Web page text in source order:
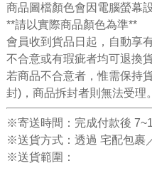
商品圖檔顏色會因電腦螢幕
**請以實際商品顏色為準**
會員收到貨品日起，自動享
不合意或有瑕疵者均可退換貨
若商品不合意者，惟需保持
封)，商品拆封者則無法受理。
※寄送時間：完成付款後
※送貨方式：透過 宅配包裹
※送貨範圍：